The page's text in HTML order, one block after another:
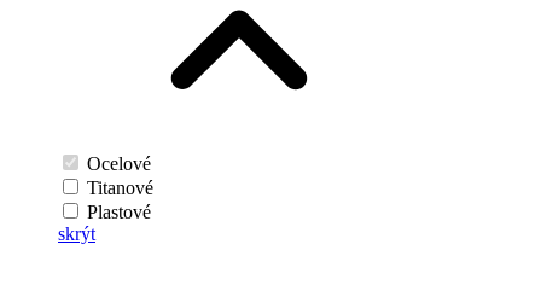
Ocelové
Titanové
Plastové
skrýt